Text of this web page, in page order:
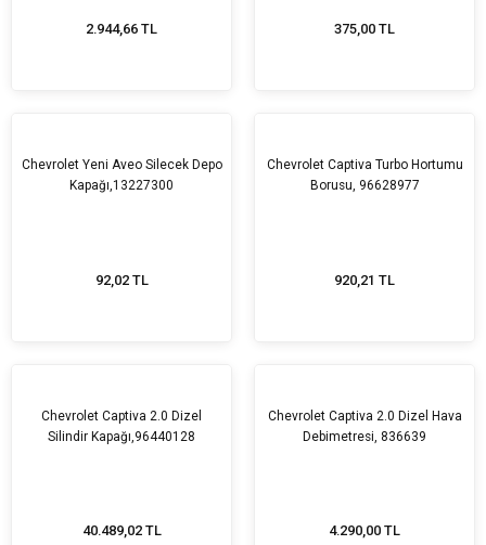
2.944,66 TL 375,00 TL
Chevrolet Yeni Aveo Silecek Depo
Kapağı,13227300
92,02 TL
Chevrolet Captiva Turbo Hortumu
Borusu, 96628977
920,21 TL
Chevrolet Captiva 2.0 Dizel
Silindir Kapağı,96440128
40.489,02 TL
Chevrolet Captiva 2.0 Dizel Hava
Debimetresi, 836639
4.290,00 TL